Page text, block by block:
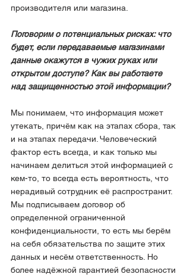
производителя или магазина.
Поговорим о потенциальных рисках: что
будет, если передаваемые магазинами
данные окажутся в чужих руках или
открытом доступе? Как вы работаете
над защищенностью этой информации?
Мы понимаем, что информация может
утекать, причём как на этапах сбора, так
и на этапах передачи. Человеческий
фактор есть всегда, и как только мы
начинаем делиться этой информацией с
кем-то, то всегда есть вероятность, что
нерадивый сотрудник её распространит.
Мы подписываем договор об
определенной ограниченной
конфиденциальности, то есть мы берём
на себя обязательства по защите этих
данных и несём ответственность. Но
более надёжной гарантией безопасности